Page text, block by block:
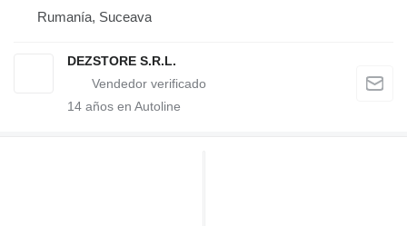
Rumanía, Suceava
DEZSTORE S.R.L.
14 años en Autoline